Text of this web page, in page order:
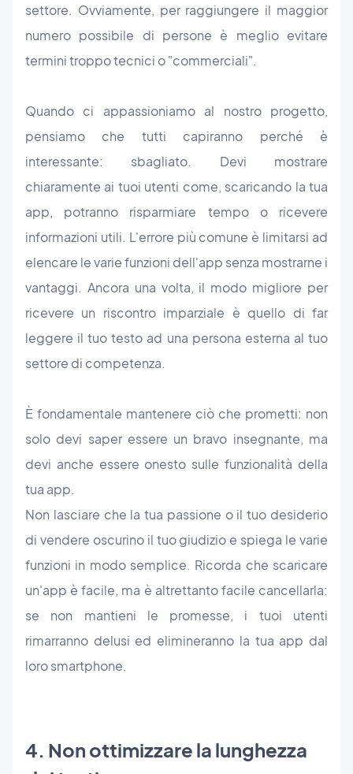
settore. Ovviamente, per raggiungere il maggior
numero possibile di persone è meglio evitare
termini troppo tecnici o "commerciali".
Quando ci appassioniamo al nostro progetto,
pensiamo che tutti capiranno perché è
interessante: sbagliato. Devi mostrare
chiaramente ai tuoi utenti come, scaricando la tua
app, potranno risparmiare tempo o ricevere
informazioni utili. L'errore più comune è limitarsi ad
elencare le varie funzioni dell'app senza mostrarne i
vantaggi. Ancora una volta, il modo migliore per
ricevere un riscontro imparziale è quello di far
leggere il tuo testo ad una persona esterna al tuo
settore di competenza.
È fondamentale mantenere ciò che prometti: non
solo devi saper essere un bravo insegnante, ma
devi anche essere onesto sulle funzionalità della
tua app.
Non lasciare che la tua passione o il tuo desiderio
di vendere oscurino il tuo giudizio e spiega le varie
funzioni in modo semplice. Ricorda che scaricare
un'app è facile, ma è altrettanto facile cancellarla:
se non mantieni le promesse, i tuoi utenti
rimarranno delusi ed elimineranno la tua app dal
loro smartphone.
4. Non ottimizzare la lunghezza